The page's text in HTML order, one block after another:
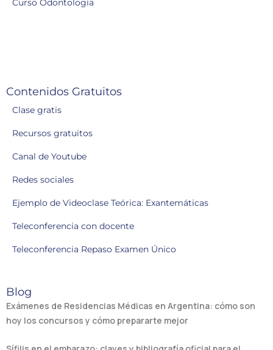
Curso Odontología
Contenidos Gratuitos
Clase gratis
Recursos gratuitos
Canal de Youtube
Redes sociales
Ejemplo de Videoclase Teórica: Exantemáticas
Teleconferencia con docente
Teleconferencia Repaso Examen Único
Blog
Exámenes de Residencias Médicas en Argentina: cómo son
hoy los concursos y cómo prepararte mejor